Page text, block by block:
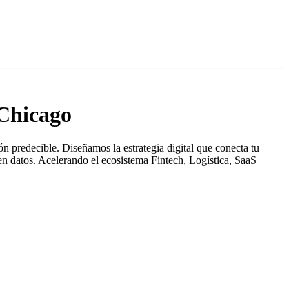
predecible. Diseñamos la estrategia digital que conecta tu
datos. Acelerando el ecosistema Fintech, Logística, SaaS